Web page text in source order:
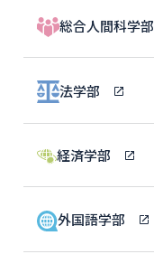
総合人間科学部
法学部
経済学部
外国語学部